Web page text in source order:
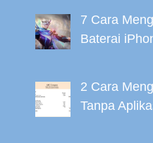
7 Cara
Baterai
2 Cara
Tanpa